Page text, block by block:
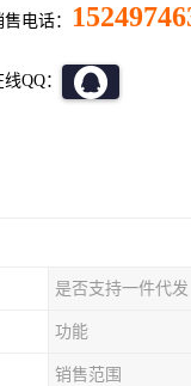
售电话：
QQ：
是否支持一件代发
功能
销售范围